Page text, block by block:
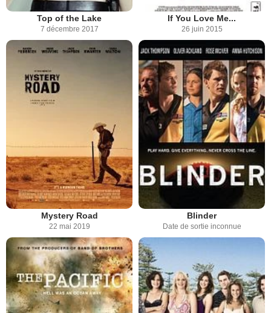
Top of the Lake
7 décembre 2017
If You Love Me...
26 juin 2015
Mystery Road
22 mai 2019
Blinder
Date de sortie inconnue